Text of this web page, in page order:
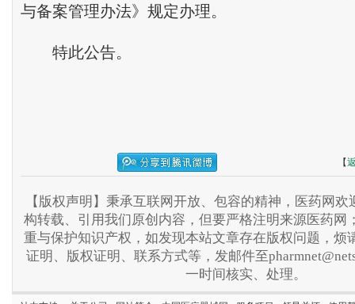
与备案管理办法》规定办理。
特此公告。
【
【版权声明】秉承互联网开放、包容的精神，医药网
构转载、引用我们原创内容，但要严格注明来源医药网
重与保护知识产权，如发现本站文章存在版权问题，烦
证明、版权证明、联系方式等，发邮件至
一时间核实、处理。